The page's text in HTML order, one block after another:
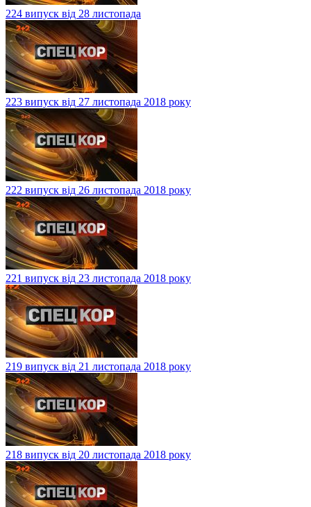
224 випуск від 28 листопада
223 випуск від 27 листопада 2018 року
222 випуск від 26 листопада 2018 року
221 випуск від 23 листопада 2018 року
219 випуск від 21 листопада 2018 року
218 випуск від 20 листопада 2018 року